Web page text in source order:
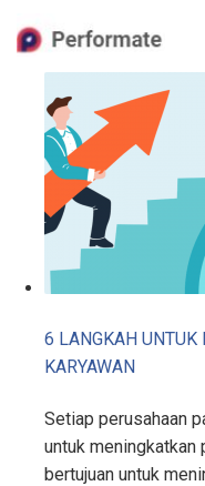
content
6 LANGKAH
KARYAWAN
Setiap perusahaan
untuk meningkatkan
bertujuan untuk